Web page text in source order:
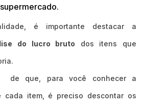
é importante destacar a
do lucro bruto dos itens que
de que, para você conhecer a
cada item, é preciso descontar os